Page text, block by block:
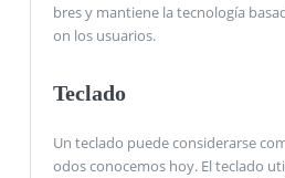
bres y mantiene la tecnología
on los usuarios.
Teclado
Un teclado puede considerarse
odos conocemos hoy. El teclado